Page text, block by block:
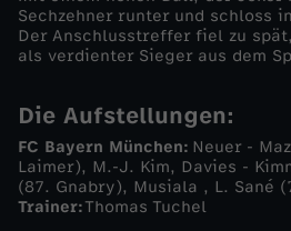
ä
t
G
Sechzehner runter und schloss
Der Anschlusstreffer fiel zu
als verdienter Sieger aus dem
Die Aufstellungen:
FC Bayern München: Neuer -
Laimer), M.-J. Kim, Davies -
(87. Gnabry), Musiala , L. Sané
Trainer:Thomas Tuchel